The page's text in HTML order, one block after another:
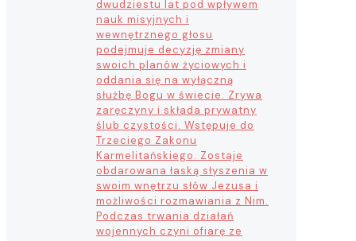
dwudziestu lat pod wpływem
nauk misyjnych i
wewnętrznego głosu
podejmuje decyzję zmiany
swoich planów życiowych i
oddania się na wyłączną
służbę Bogu w świecie. Zrywa
zaręczyny i składa prywatny
ślub czystości. Wstępuje do
Trzeciego Zakonu
Karmelitańskiego. Zostaje
obdarowana łaską słyszenia w
swoim wnętrzu słów Jezusa i
możliwości rozmawiania z Nim.
Podczas trwania działań
wojennych czyni ofiarę ze